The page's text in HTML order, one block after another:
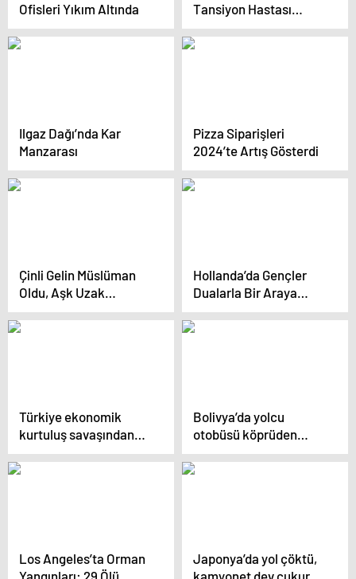
Ofisleri Yıkım Altında
Tansiyon Hastası
Kadına Yardım
Ilgaz Dağı’nda Kar
Manzarası
Pizza Siparişleri
2024’te Artış Gösterdi
Çinli Gelin Müslüman
Oldu, Aşk Uzak
Mesafeleri Aştı
Hollanda’da Gençler
Dualarla Bir Araya
Geldi
Türkiye ekonomik
kurtuluş savaşından
zaferle çıkacak
Bolivya’da yolcu
otobüsü köprüden
düştü: 19 ölü
Los Angeles’ta Orman
Yangınları: 29 Ölü
Japonya’da yol çöktü,
kamyonet dev çukura